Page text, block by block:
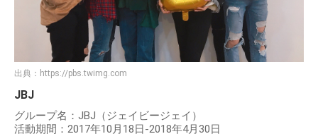
出典： https://pbs.twimg.com
JBJ
グループ名：JBJ（ジェイビージェイ）
活動期間：2017年10月18日-2018年4月30日